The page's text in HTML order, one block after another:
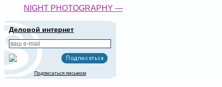
NIGHT PHOTOGRAPHY —
Деловой интернет
Подписаться письмом